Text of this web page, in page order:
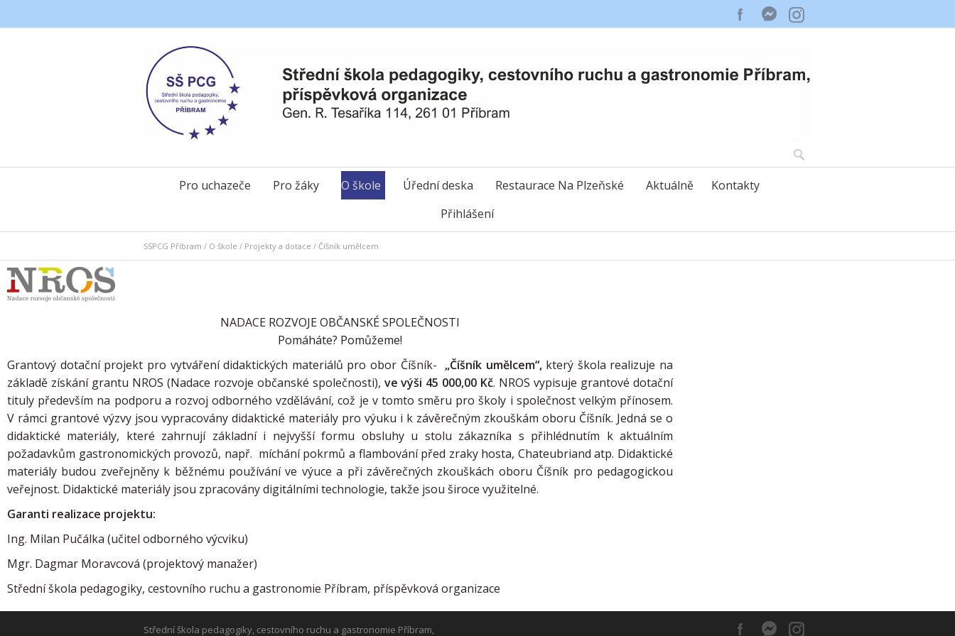
Pro uchazeče Pro žáky O škole Úřední deska Restaurace Na Plzeňské Aktuálně
Kontakty
Přihlášení
SSPCG Příbram / O škole / Projekty a dotace / Číšník umělcem
NADACE ROZVOJE OBČANSKÉ SPOLEČNOSTI
Pomáháte? Pomůžeme!
Grantový dotační projekt pro vytváření didaktických materiálů pro obor Číšník- „Číšník umělcem“, který škola realizuje na
základě získání grantu NROS (Nadace rozvoje občanské společnosti), ve výši 45 000,00 Kč. NROS vypisuje grantové dotační
tituly především na podporu a rozvoj odborného vzdělávání, což je v tomto směru pro školy i společnost velkým přínosem.
V rámci grantové výzvy jsou vypracovány didaktické materiály pro výuku i k závěrečným zkouškám oboru Číšník. Jedná se o
didaktické materiály, které zahrnují základní i nejvyšší formu obsluhy u stolu zákazníka s přihlédnutím k aktuálním
požadavkům gastronomických provozů, např. míchání pokrmů a flambování před zraky hosta, Chateubriand atp. Didaktické
materiály budou zveřejněny k běžnému používání ve výuce a při závěrečných zkouškách oboru Číšník pro pedagogickou
veřejnost. Didaktické materiály jsou zpracovány digitálními technologie, takže jsou široce využitelné.
Garanti realizace projektu:
Ing. Milan Pučálka (učitel odborného výcviku)
Mgr. Dagmar Moravcová (projektový manažer)
Střední škola pedagogiky, cestovního ruchu a gastronomie Příbram, příspěvková organizace
Střední škola pedagogiky, cestovního ruchu a gastronomie Příbram,